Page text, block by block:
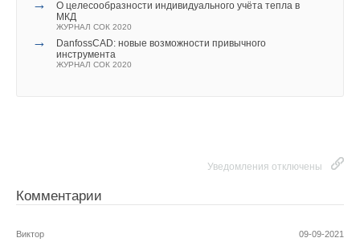
→
О целесообразности индивидуального учёта тепла в
МКД
ЖУРНАЛ СОК 2020
→
DanfossCAD: новые возможности привычного
инструмента
ЖУРНАЛ СОК 2020
Уведомления отключены
Комментарии
09-09-2021
Виктор
→ Автоматика CAREL управляет климатом
ЖУРНАЛ СОК АВГУСТ 2006
→
Увлажнители воздуха в турецких банях будут работать
долго
ЖУРНАЛ СОК АПРЕЛЬ 2004